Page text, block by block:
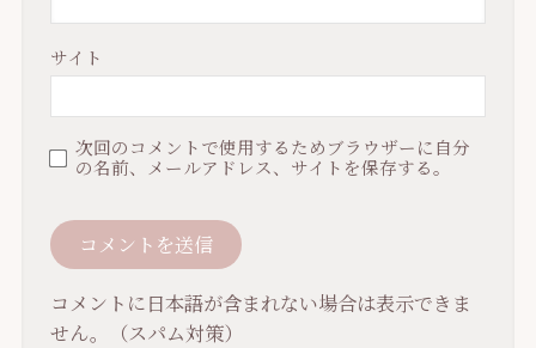
サイト
次回のコメントで使用するためブラウザーに自分
の名前、メールアドレス、サイトを保存する。
コメントに日本語が含まれない場合は表示できま
せん。（スパム対策）